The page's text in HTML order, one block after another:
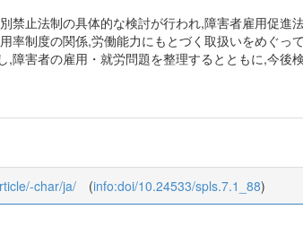
禁止法制の具体的な検討が行われ,障害者雇用促進
率制度の関係,労働能力にもとづく取扱いをめぐ
障害者の雇用・就労問題を整理するとともに,今後
char/ja/ (info:doi/10.24533/spls.7.1_88)